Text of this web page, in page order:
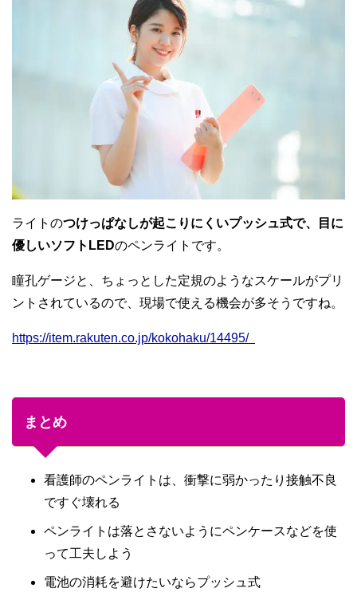
ライトのつけっぱなしが起こりにくいプッシュ式で、目に
優しいソフトLEDのペンライトです。
瞳孔ゲージと、ちょっとした定規のようなスケールがプリ
ントされているので、現場で使える機会が多そうですね。
https://item.rakuten.co.jp/kokohaku/14495/
まとめ
看護師のペンライトは、衝撃に弱かったり接触不良
ですぐ壊れる
ペンライトは落とさないようにペンケースなどを使
って工夫しよう
電池の消耗を避けたいならプッシュ式